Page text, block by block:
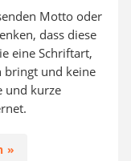
Motto oder
dass diese
eine Schriftart,
bringt und keine
und kurze
»